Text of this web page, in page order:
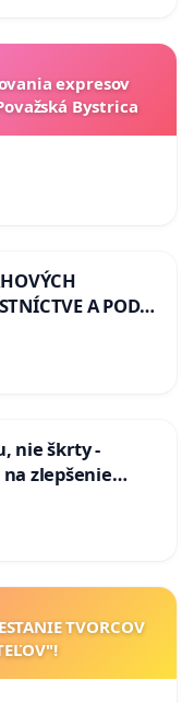
expresov
Bystrica
A POD
& žiadosť
závlahových a
nie škrty -
zlepšenie
TVORCOV